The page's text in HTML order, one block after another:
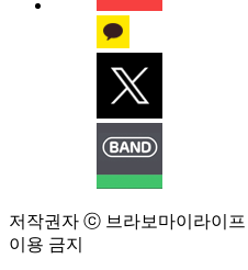
저작권자 ⓒ 브라보마이라이
이용 금지